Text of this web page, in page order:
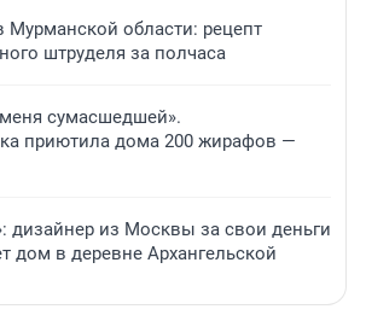
Мурманской области: рецепт
штруделя за полчаса
меня сумасшедшей».
приютила дома 200 жирафов —
дизайнер из Москвы за свои деньги
дом в деревне Архангельской